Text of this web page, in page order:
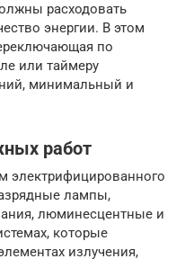
расходовать
энергии. В этом
по
или таймеру
минимальный и
работ
электрифицированного
лампы,
люминесцентные и
которые
излучения,